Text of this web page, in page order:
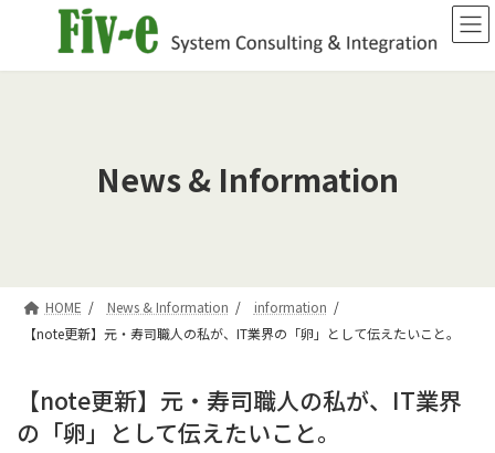
ン
ー
News & Information
HOME News & Information
information
【note更新】元・寿司職人の私が、IT業界の「卵」として伝えたいこと。
【note更新】元・寿司職人の私が、IT業界
の「卵」として伝えたいこと。